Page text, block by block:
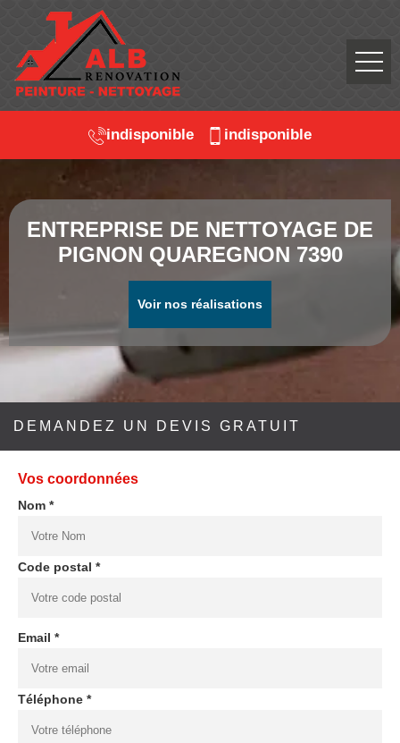
indisponible indisponible
ENTREPRISE DE NETTOYAGE DE
PIGNON QUAREGNON 7390
Voir nos réalisations
DEMANDEZ UN DEVIS GRATUIT
Vos coordonnées
Nom *
Code postal *
Email *
Téléphone *